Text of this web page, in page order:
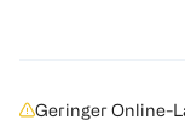
Geringer Online-